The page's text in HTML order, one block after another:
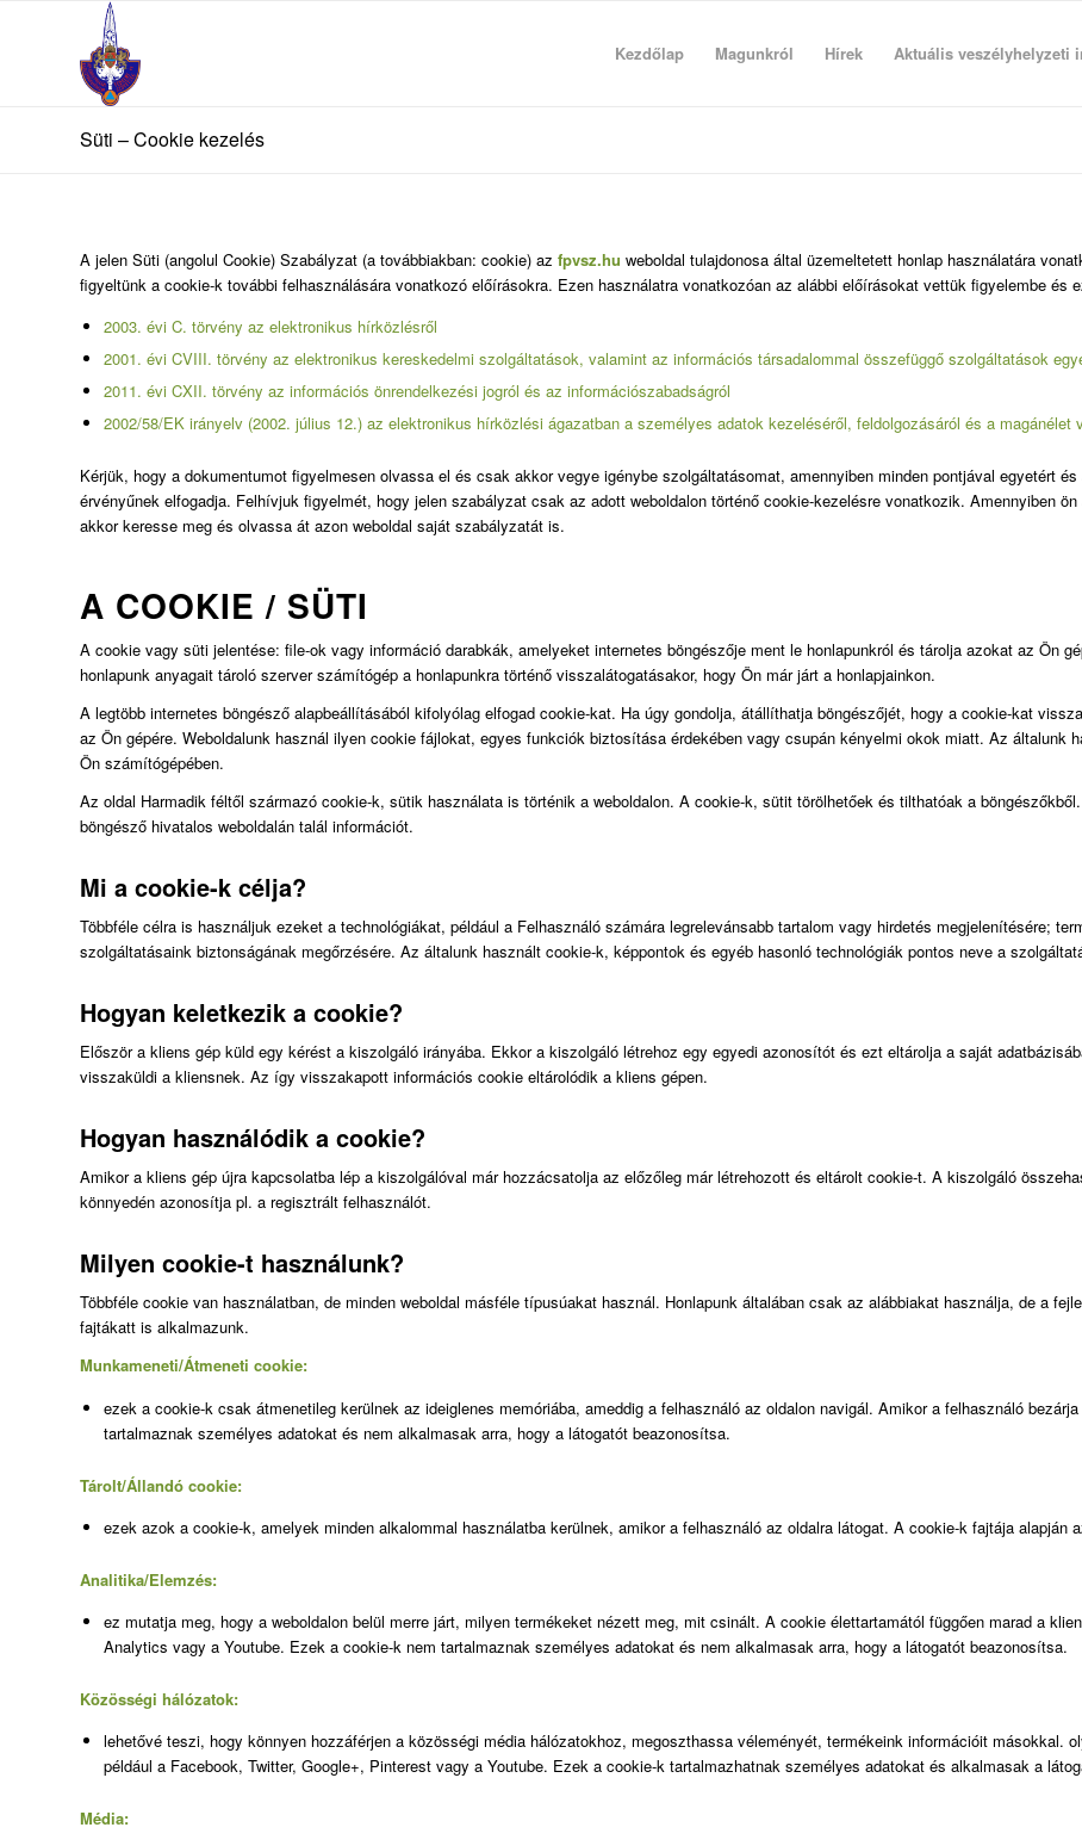
Kezdőlap Magunkról Hírek Aktuális veszélyhelyzeti
Süti – Cookie kezelés
A jelen Süti (angolul Cookie) Szabályzat (a továbbiakban: cookie) az fpvsz.hu weboldal tulajdonosa által üzemeltetett honlap használatára
figyeltünk a cookie-k további felhasználására vonatkozó előírásokra. Ezen használatra vonatkozóan az alábbi előírásokat vettük figyelembe és
2003. évi C. törvény az elektronikus hírközlésről
2001. évi CVIII. törvény az elektronikus kereskedelmi szolgáltatások, valamint az információs társadalommal összefüggő szolgáltatások
2011. évi CXII. törvény az információs önrendelkezési jogról és az információszabadságról
2002/58/EK irányelv (2002. július 12.) az elektronikus hírközlési ágazatban a személyes adatok kezeléséről, feldolgozásáról és a magánélet
Kérjük, hogy a dokumentumot figyelmesen olvassa el és csak akkor vegye igénybe szolgáltatásomat, amennyiben minden pontjával egyetért
érvényűnek elfogadja. Felhívjuk figyelmét, hogy jelen szabályzat csak az adott weboldalon történő cookie-kezelésre vonatkozik. Amennyiben
akkor keresse meg és olvassa át azon weboldal saját szabályzatát is.
A COOKIE / SÜTI
A cookie vagy süti jelentése: file-ok vagy információ darabkák, amelyeket internetes böngészője ment le honlapunkról és tárolja azokat az Ön
honlapunk anyagait tároló szerver számítógép a honlapunkra történő visszalátogatásakor, hogy Ön már járt a honlapjainkon.
A legtöbb internetes böngésző alapbeállításából kifolyólag elfogad cookie-kat. Ha úgy gondolja, átállíthatja böngészőjét, hogy a cookie-kat
az Ön gépére. Weboldalunk használ ilyen cookie fájlokat, egyes funkciók biztosítása érdekében vagy csupán kényelmi okok miatt. Az
Ön számítógépében.
Az oldal Harmadik féltől származó cookie-k, sütik használata is történik a weboldalon. A cookie-k, sütit törölhetőek és tilthatóak a
böngésző hivatalos weboldalán talál információt.
Mi a cookie-k célja?
Többféle célra is használjuk ezeket a technológiákat, például a Felhasználó számára legrelevánsabb tartalom vagy hirdetés megjelenítésére;
szolgáltatásaink biztonságának megőrzésére. Az általunk használt cookie-k, képpontok és egyéb hasonló technológiák pontos neve a
Hogyan keletkezik a cookie?
Először a kliens gép küld egy kérést a kiszolgáló irányába. Ekkor a kiszolgáló létrehoz egy egyedi azonosítót és ezt eltárolja a saját
visszaküldi a kliensnek. Az így visszakapott információs cookie eltárolódik a kliens gépen.
Hogyan használódik a cookie?
Amikor a kliens gép újra kapcsolatba lép a kiszolgálóval már hozzácsatolja az előzőleg már létrehozott és eltárolt cookie-t. A kiszolgáló
könnyedén azonosítja pl. a regisztrált felhasználót.
Milyen cookie-t használunk?
Többféle cookie van használatban, de minden weboldal másféle típusúakat használ. Honlapunk általában csak az alábbiakat használja, de a
fajtákatt is alkalmazunk.
Munkameneti/Átmeneti cookie:
ezek a cookie-k csak átmenetileg kerülnek az ideiglenes memóriába, ameddig a felhasználó az oldalon navigál. Amikor a felhasználó
tartalmaznak személyes adatokat és nem alkalmasak arra, hogy a látogatót beazonosítsa.
Tárolt/Állandó cookie:
ezek azok a cookie-k, amelyek minden alkalommal használatba kerülnek, amikor a felhasználó az oldalra látogat. A cookie-k fajtája alapján
Analitika/Elemzés:
ez mutatja meg, hogy a weboldalon belül merre járt, milyen termékeket nézett meg, mit csinált. A cookie élettartamától függően marad a
Analytics vagy a Youtube. Ezek a cookie-k nem tartalmaznak személyes adatokat és nem alkalmasak arra, hogy a látogatót beazonosítsa.
Közösségi hálózatok:
lehetővé teszi, hogy könnyen hozzáférjen a közösségi média hálózatokhoz, megoszthassa véleményét, termékeink információit másokkal.
például a Facebook, Twitter, Google+, Pinterest vagy a Youtube. Ezek a cookie-k tartalmazhatnak személyes adatokat és alkalmasak a
Média: